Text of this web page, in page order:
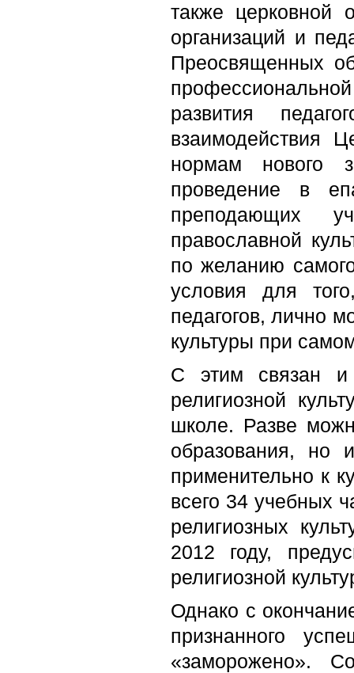
также церковной
организаций и
Преосвященных
развития
взаимодействия
нормам нового
проведение в
преподающих
православной
по желанию
условия для
педагогов, лично
культуры при
С этим связан и
религиозной
школе. Разве
образования, но
применительно к
всего 34 учебных
религиозных
2012 году,
религиозной
Однако с
признанного
«заморожено».